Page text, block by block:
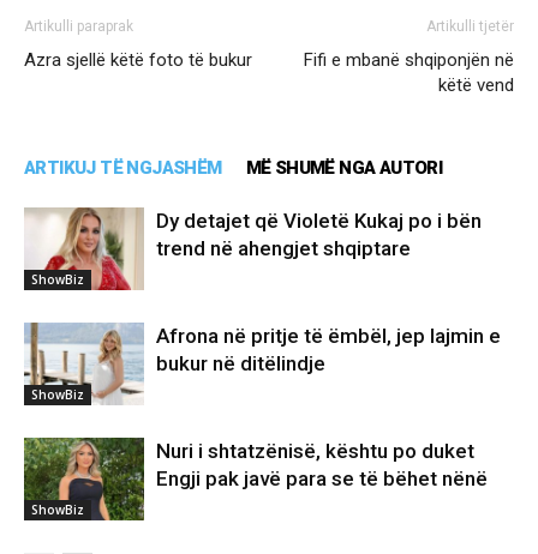
Artikulli paraprak
Azra sjellë këtë foto të bukur
Artikulli tjetër
Fifi e mbanë shqiponjën në
këtë vend
ARTIKUJ TË NGJASHËM MË SHUMË NGA AUTORI
ShowBiz
Dy detajet që Violetë Kukaj po i bën
trend në ahengjet shqiptare
ShowBiz
Afrona në pritje të ëmbël, jep lajmin e
bukur në ditëlindje
ShowBiz
Nuri i shtatzënisë, kështu po duket
Engji pak javë para se të bëhet nënë